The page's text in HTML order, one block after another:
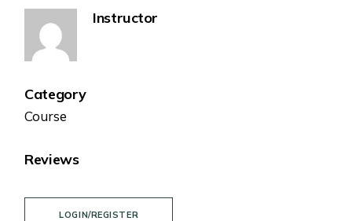
Instructor
Category
Course
Reviews
LOGIN/REGISTER